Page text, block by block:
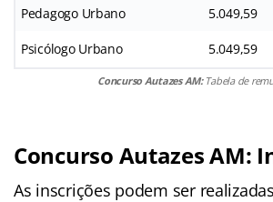
Pedagogo Urbano 5.049,59
Psicólogo Urbano 5.049,59
Concurso Autazes AM:Tabela de
Concurso Autazes AM:
As inscrições podem ser